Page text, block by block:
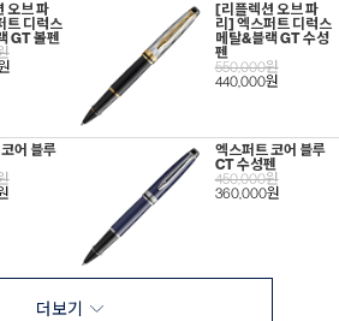
오브 파
트 디럭스
GT 볼펜
[리플렉션 오브 파
리] 엑스퍼트 디럭스
메탈&블랙 GT 수성
펜
550,000원
440,000원
어 블루
엑스퍼트 코어 블루
CT 수성펜
450,000원
360,000원
더보기